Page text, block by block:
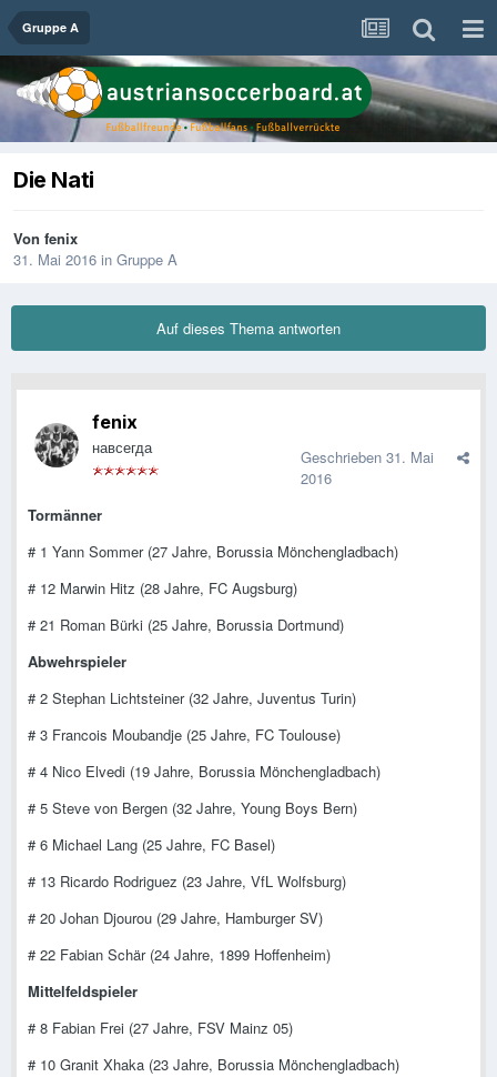
Gruppe A
Die Nati
Von fenix
31. Mai 2016 in Gruppe A
Auf dieses Thema antworten
fenix
навсегда Geschrieben 31. Mai
2016
Tormänner
# 1 Yann Sommer (27 Jahre, Borussia Mönchengladbach)
# 12 Marwin Hitz (28 Jahre, FC Augsburg)
# 21 Roman Bürki (25 Jahre, Borussia Dortmund)
Abwehrspieler
# 2 Stephan Lichtsteiner (32 Jahre, Juventus Turin)
# 3 Francois Moubandje (25 Jahre, FC Toulouse)
# 4 Nico Elvedi (19 Jahre, Borussia Mönchengladbach)
# 5 Steve von Bergen (32 Jahre, Young Boys Bern)
# 6 Michael Lang (25 Jahre, FC Basel)
# 13 Ricardo Rodriguez (23 Jahre, VfL Wolfsburg)
# 20 Johan Djourou (29 Jahre, Hamburger SV)
# 22 Fabian Schär (24 Jahre, 1899 Hoffenheim)
Mittelfeldspieler
# 8 Fabian Frei (27 Jahre, FSV Mainz 05)
# 10 Granit Xhaka (23 Jahre, Borussia Mönchengladbach)